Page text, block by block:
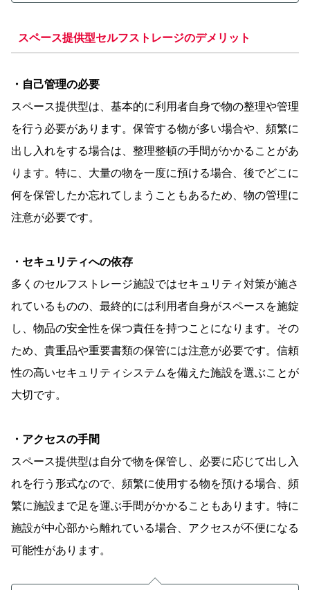
スペース提供型セルフストレージのデメリット
・自己管理の必要
スペース提供型は、基本的に利用者自身で物の整理や管理
を行う必要があります。保管する物が多い場合や、頻繁に
出し入れをする場合は、整理整頓の手間がかかることがあ
ります。特に、大量の物を一度に預ける場合、後でどこに
何を保管したか忘れてしまうこともあるため、物の管理に
注意が必要です。
・セキュリティへの依存
多くのセルフストレージ施設ではセキュリティ対策が施さ
れているものの、最終的には利用者自身がスペースを施錠
し、物品の安全性を保つ責任を持つことになります。その
ため、貴重品や重要書類の保管には注意が必要です。信頼
性の高いセキュリティシステムを備えた施設を選ぶことが
大切です。
・アクセスの手間
スペース提供型は自分で物を保管し、必要に応じて出し入
れを行う形式なので、頻繁に使用する物を預ける場合、頻
繁に施設まで足を運ぶ手間がかかることもあります。特に
施設が中心部から離れている場合、アクセスが不便になる
可能性があります。